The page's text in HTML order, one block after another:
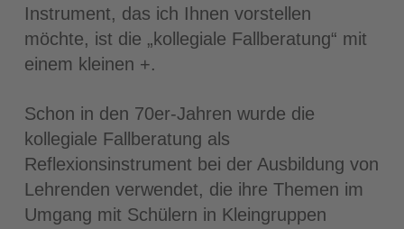
Instrument, das ich Ihnen vorstellen
möchte, ist die „kollegiale Fallberatung“ mit
einem kleinen +.
Schon in den 70er-Jahren wurde die
kollegiale Fallberatung als
Reflexionsinstrument bei der Ausbildung von
Lehrenden verwendet, die ihre Themen im
Umgang mit Schülern in Kleingruppen